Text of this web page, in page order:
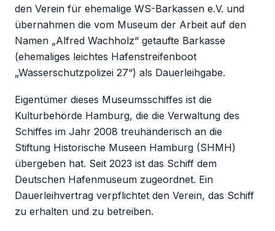
den Verein für ehemalige WS-Barkassen e.V. und
übernahmen die vom Museum der Arbeit auf den
Namen „Alfred Wachholz“ getaufte Barkasse
(ehemaliges leichtes Hafenstreifenboot
„Wasserschutzpolizei 27“) als Dauerleihgabe.
Eigentümer dieses Museumsschiffes ist die
Kulturbehörde Hamburg, die die Verwaltung des
Schiffes im Jahr 2008 treuhänderisch an die
Stiftung Historische Museen Hamburg (SHMH)
übergeben hat. Seit 2023 ist das Schiff dem
Deutschen Hafenmuseum zugeordnet. Ein
Dauerleihvertrag verpflichtet den Verein, das Schiff
zu erhalten und zu betreiben.